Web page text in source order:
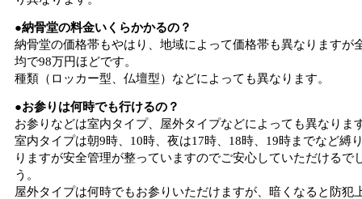
●納骨堂の料金いくらかかるの？
納骨堂の価格帯もやはり、地域によって価格帯も異なりますが
均で98万円ほどです。
種類（ロッカー型、仏壇型）などによっても異なります。
●お参りは何時でも行けるの？
お参りなどは室内タイプ、屋外タイプなどによっても異なりま
室内タイプは朝9時、10時、夜は17時、18時、19時までなど縛
りますが安全管理が整っていますのでご安心していただけるで
う。
屋外タイプは何時でもお参りいただけますが、暗くなると防犯